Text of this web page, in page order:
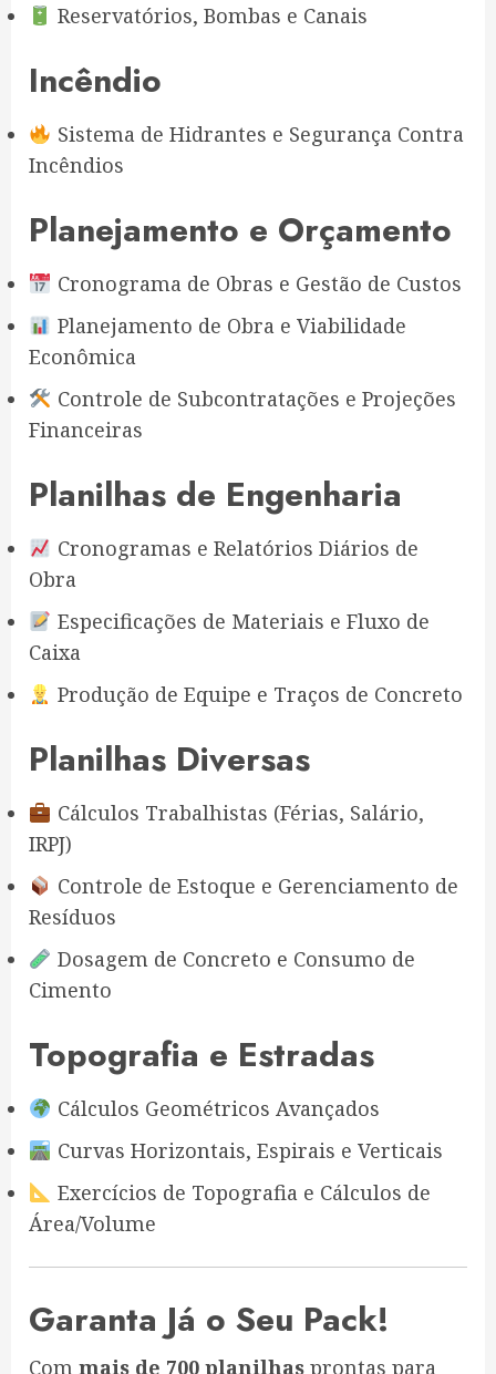
Reservatórios, Bombas e Canais
Incêndio
Sistema de Hidrantes e Segurança Contra
Incêndios
Planejamento e Orçamento
Cronograma de Obras e Gestão de Custos
Planejamento de Obra e Viabilidade
Econômica
Controle de Subcontratações e Projeções
Financeiras
Planilhas de Engenharia
Cronogramas e Relatórios Diários de
Obra
Especificações de Materiais e Fluxo de
Caixa
Produção de Equipe e Traços de Concreto
Planilhas Diversas
Cálculos Trabalhistas (Férias, Salário,
IRPJ)
Controle de Estoque e Gerenciamento de
Resíduos
Dosagem de Concreto e Consumo de
Cimento
Topografia e Estradas
Cálculos Geométricos Avançados
Curvas Horizontais, Espirais e Verticais
Exercícios de Topografia e Cálculos de
Área/Volume
Garanta Já o Seu Pack!
Com mais de 700 planilhas prontas para